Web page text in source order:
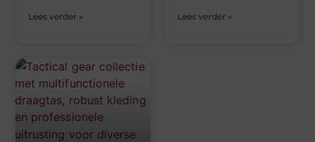
Lees verder » Lees verder »